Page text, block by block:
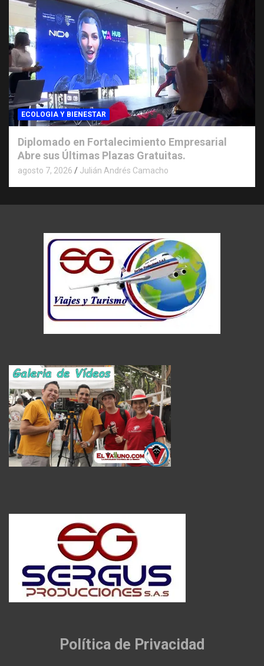
ECOLOGIA Y BIENESTAR
Diplomado en Fortalecimiento Empresarial
Abre sus Últimas Plazas Gratuitas.
agosto 7, 2026 Julián Andrés Camacho
Política de Privacidad